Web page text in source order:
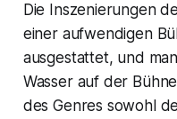
Die Inszenierungen
einer aufwendigen
ausgestattet, und
Wasser auf der
des Genres sowohl